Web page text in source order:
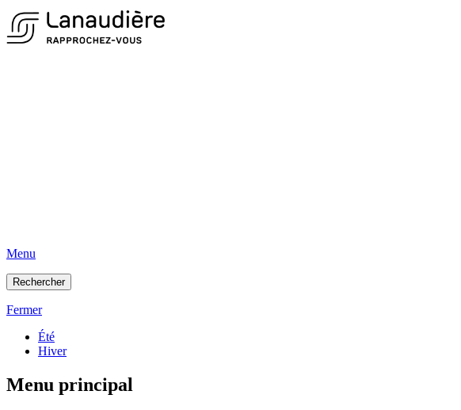
Menu
Rechercher
Fermer
Été
Hiver
Menu principal